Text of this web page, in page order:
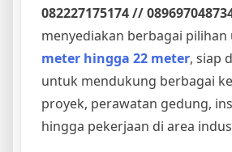
082227175174 //
menyediakan berbagai pilihan
meter hingga 22 meter, siap
untuk mendukung berbagai
proyek, perawatan gedung,
hingga pekerjaan di area